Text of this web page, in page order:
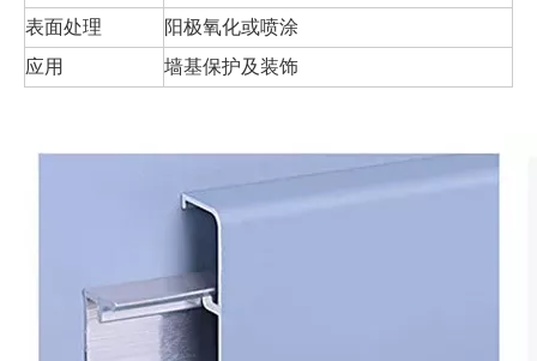
表面处理
阳极氧化或喷涂
应用
墙基保护及装饰